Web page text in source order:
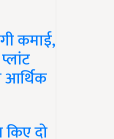
कमाई,
दो